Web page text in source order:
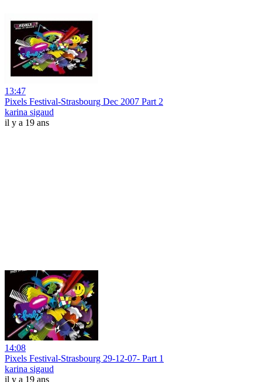
13:47
Pixels Festival-Strasbourg Dec 2007 Part 2
karina sigaud
il y a 19 ans
14:08
Pixels Festival-Strasbourg 29-12-07- Part 1
karina sigaud
il y a 19 ans